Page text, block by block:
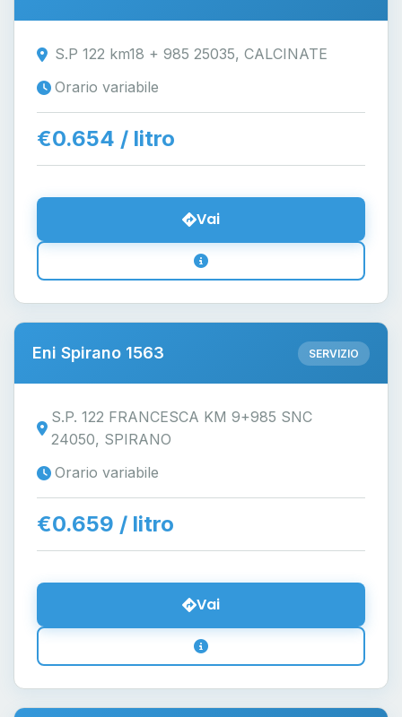
S.P 122 km18 + 985 25035, CALCINATE
Orario variabile
€0.654 / litro
Vai
Eni Spirano 1563 SERVIZIO
S.P. 122 FRANCESCA KM 9+985 SNC
24050, SPIRANO
Orario variabile
€0.659 / litro
Vai